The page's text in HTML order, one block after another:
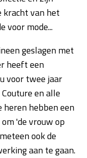
van het
voor mode...
geslagen met
heeft een
voor twee jaar
en alle
heren hebben een
'de vrouw op
ook de
aan te gaan.